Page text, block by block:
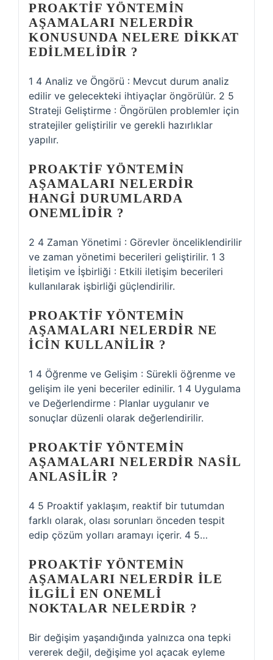
PROAKTIF YÖNTEMIN
AŞAMALARI NELERDIR
KONUSUNDA NELERE DIKKAT
EDILMELIDIR ?
1 4 Analiz ve Öngörü : Mevcut durum analiz
edilir ve gelecekteki ihtiyaçlar öngörülür. 2 5
Strateji Geliştirme : Öngörülen problemler için
stratejiler geliştirilir ve gerekli hazırlıklar
yapılır.
PROAKTIF YÖNTEMIN
AŞAMALARI NELERDIR
HANGI DURUMLARDA
ONEMLIDIR ?
2 4 Zaman Yönetimi : Görevler önceliklendirilir
ve zaman yönetimi becerileri geliştirilir. 1 3
İletişim ve İşbirliği : Etkili iletişim becerileri
kullanılarak işbirliği güçlendirilir.
PROAKTIF YÖNTEMIN
AŞAMALARI NELERDIR NE
ICIN KULLANILIR ?
1 4 Öğrenme ve Gelişim : Sürekli öğrenme ve
gelişim ile yeni beceriler edinilir. 1 4 Uygulama
ve Değerlendirme : Planlar uygulanır ve
sonuçlar düzenli olarak değerlendirilir.
PROAKTIF YÖNTEMIN
AŞAMALARI NELERDIR NASIL
ANLASILIR ?
4 5 Proaktif yaklaşım, reaktif bir tutumdan
farklı olarak, olası sorunları önceden tespit
edip çözüm yolları aramayı içerir. 4 5…
PROAKTIF YÖNTEMIN
AŞAMALARI NELERDIR ILE
ILGILI EN ONEMLI
NOKTALAR NELERDIR ?
Bir değişim yaşandığında yalnızca ona tepki
vererek değil, değişime yol açacak eyleme